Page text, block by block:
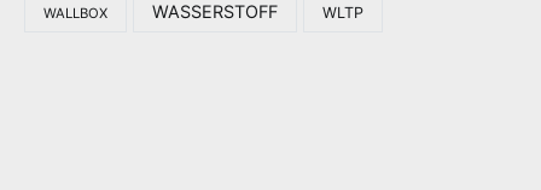
WALLBOX WASSERSTOFF WLTP